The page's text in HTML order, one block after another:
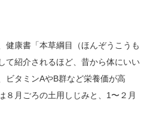
健康書「本草綱目（ほんぞうこうも
て紹介されるほど、昔から体にいい
ビタミンAやB群など栄養価が高
８月ごろの土用しじみと、1〜２月